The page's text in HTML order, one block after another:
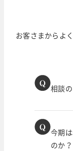
お客さまからよ
相談
今期
のか？